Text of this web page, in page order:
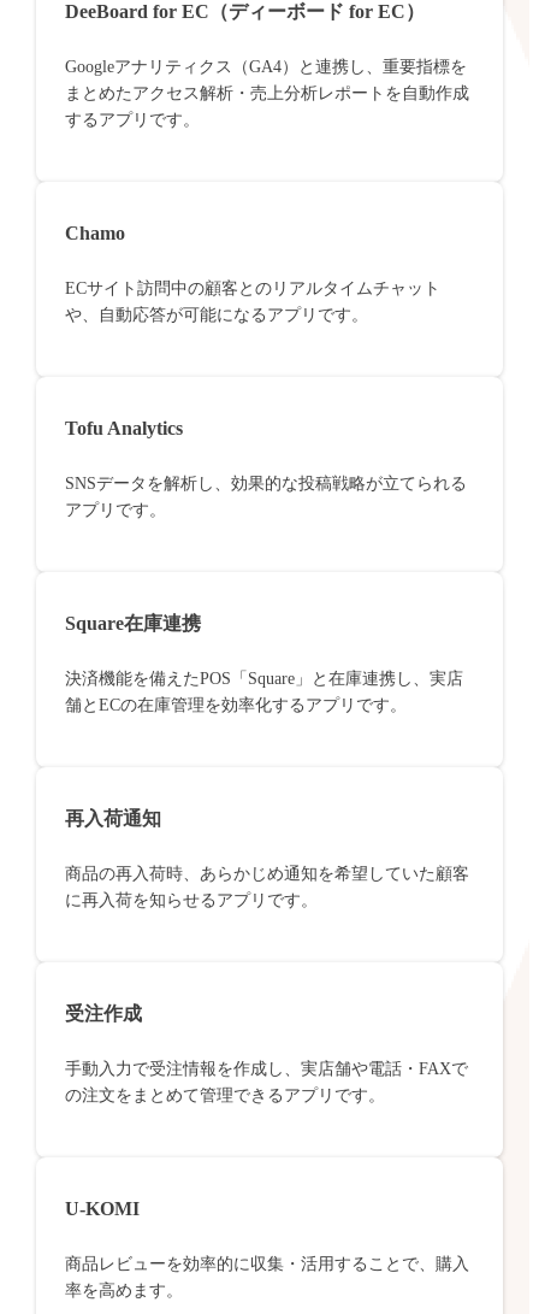
DeeBoard for EC（ディーボード for EC）
Googleアナリティクス（GA4）と連携し、重要指標を
まとめたアクセス解析・売上分析レポートを自動作成
するアプリです。
Chamo
ECサイト訪問中の顧客とのリアルタイムチャット
や、自動応答が可能になるアプリです。
Tofu Analytics
SNSデータを解析し、効果的な投稿戦略が立てられる
アプリです。
Square在庫連携
決済機能を備えたPOS「Square」と在庫連携し、実店
舗とECの在庫管理を効率化するアプリです。
再入荷通知
商品の再入荷時、あらかじめ通知を希望していた顧客
に再入荷を知らせるアプリです。
受注作成
手動入力で受注情報を作成し、実店舗や電話・FAXで
の注文をまとめて管理できるアプリです。
U-KOMI
商品レビューを効率的に収集・活用することで、購入
率を高めます。